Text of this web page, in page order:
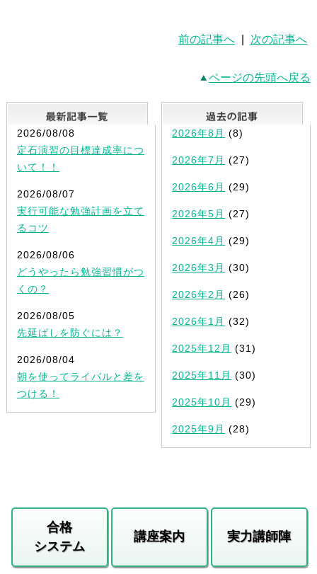
前の記事へ 次の記事へ
ページの先頭へ戻る
最新記事一覧
2026/08/08
定石演習の目標達成率につ
いて！！
2026/08/07
実行可能な勉強計画を立て
るコツ
2026/08/06
どうやったら勉強習慣がつ
くの？
2026/08/05
先延ばしを防ぐには？
2026/08/04
朝を使ってライバルと差を
つける！
2026年8月 (8)
2026年7月 (27)
2026年6月 (29)
2026年5月 (27)
2026年4月 (29)
2026年3月 (30)
2026年2月 (26)
2026年1月 (32)
2025年12月 (31)
2025年11月 (30)
2025年10月 (29)
2025年9月 (28)
合格
システム
講座案内 実力講師陣